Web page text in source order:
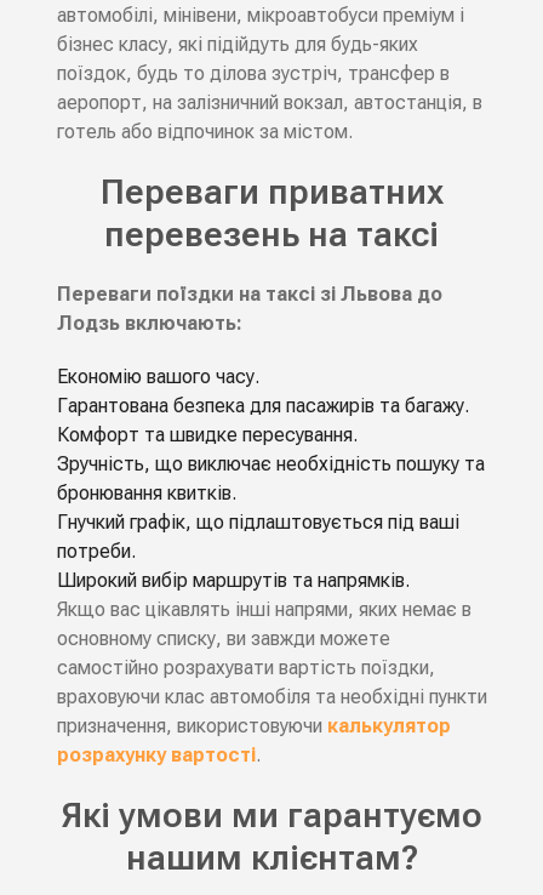
автомобілі, мінівени, мікроавтобуси преміум і
бізнес класу, які підійдуть для будь-яких
поїздок, будь то ділова зустріч, трансфер в
аеропорт, на залізничний вокзал, автостанція, в
готель або відпочинок за містом.
Переваги приватних
перевезень на таксі
Переваги поїздки на таксі зі Львова до
Лодзь включають:
Економію вашого часу.
Гарантована безпека для пасажирів та багажу.
Комфорт та швидке пересування.
Зручність, що виключає необхідність пошуку та
бронювання квитків.
Гнучкий графік, що підлаштовується під ваші
потреби.
Широкий вибір маршрутів та напрямків.
Якщо вас цікавлять інші напрями, яких немає в
основному списку, ви завжди можете
самостійно розрахувати вартість поїздки,
враховуючи клас автомобіля та необхідні пункти
призначення, використовуючи калькулятор
розрахунку вартості.
Які умови ми гарантуємо
нашим клієнтам?